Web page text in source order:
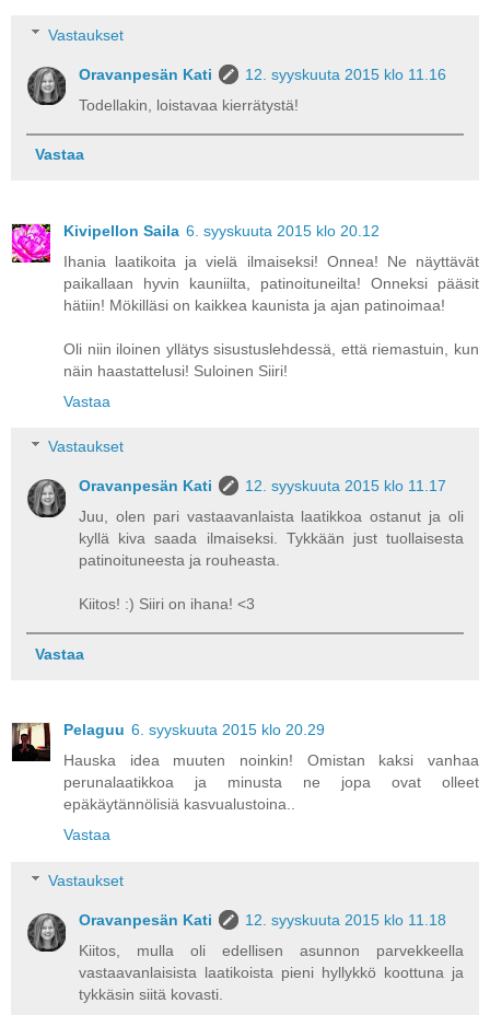
Vastaukset
Oravanpesän Kati
12. syyskuuta 2015 klo 11.16
Todellakin, loistavaa kierrätystä!
Vastaa
Kivipellon Saila 6. syyskuuta 2015 klo 20.12
Ihania laatikoita ja vielä ilmaiseksi! Onnea! Ne näyttävät
paikallaan hyvin kauniilta, patinoituneilta! Onneksi pääsit
hätiin! Mökilläsi on kaikkea kaunista ja ajan patinoimaa!
Oli niin iloinen yllätys sisustuslehdessä, että riemastuin, kun
näin haastattelusi! Suloinen Siiri!
Vastaa
Vastaukset
Oravanpesän Kati
12. syyskuuta 2015 klo 11.17
Juu, olen pari vastaavanlaista laatikkoa ostanut ja oli
kyllä kiva saada ilmaiseksi. Tykkään just tuollaisesta
patinoituneesta ja rouheasta.
Kiitos! :) Siiri on ihana! <3
Vastaa
Pelaguu 6. syyskuuta 2015 klo 20.29
Hauska idea muuten noinkin! Omistan kaksi vanhaa
perunalaatikkoa ja minusta ne jopa ovat olleet
epäkäytännölisiä kasvualustoina..
Vastaa
Vastaukset
Oravanpesän Kati
12. syyskuuta 2015 klo 11.18
Kiitos, mulla oli edellisen asunnon parvekkeella
vastaavanlaisista laatikoista pieni hyllykkö koottuna ja
tykkäsin siitä kovasti.